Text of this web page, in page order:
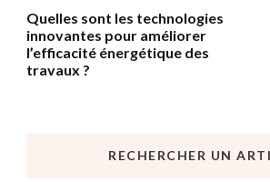
Quelles sont les technologies
innovantes pour améliorer
l’efficacité énergétique des
travaux ?
RECHERCHER UN